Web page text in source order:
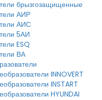
брызгозащищенные
АИР
АИС
5АИ
ESQ
ВА
INNOVERT
INSTART
HYUNDAI